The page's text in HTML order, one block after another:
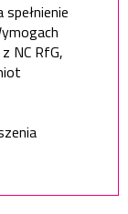
NC RfG,